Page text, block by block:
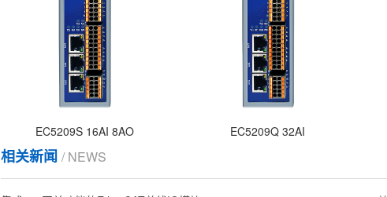
EC5209S 16AI 8AO EC5209Q 32AI
相关新闻 / NEWS